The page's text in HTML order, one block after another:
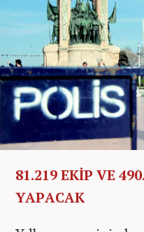
81.219 EKİP VE
YAPACAK